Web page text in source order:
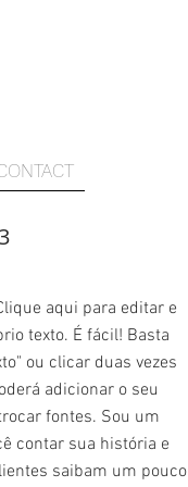
aqui para editar e
texto. É fácil! Basta
ou clicar duas vezes
adicionar o seu
fontes. Sou um
contar sua história e
saibam um pouco